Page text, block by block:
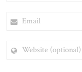
(OPTIONAL)